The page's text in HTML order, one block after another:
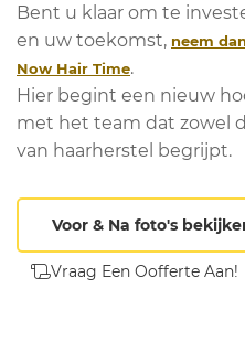
Bent u klaar om te
en uw toekomst, neem
Now Hair Time.
Hier begint een nieuw
met het team dat zowel
van haarherstel begrijpt.
Voor & Na foto's
Vraag Een Oofferte Aan!